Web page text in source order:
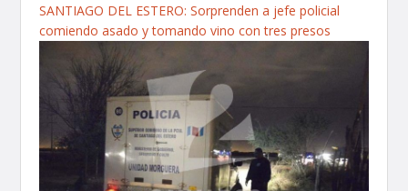
SANTIAGO DEL ESTERO: Sorprenden a jefe policial
comiendo asado y tomando vino con tres presos